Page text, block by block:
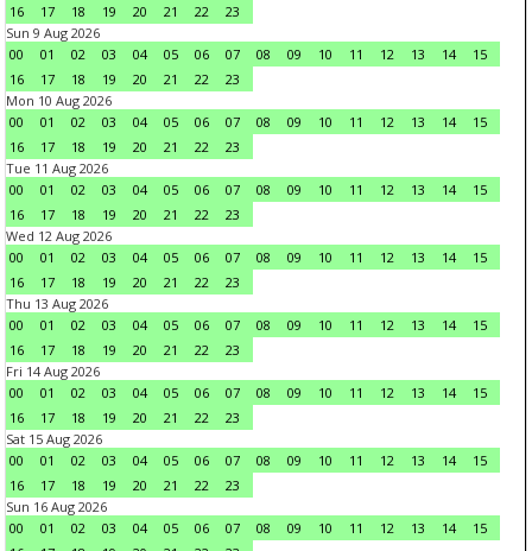
16
17 18 19 20 21 22
23
Sun 9 Aug 2026
00
01 02 03 04 05 06 07 08 09 10 11 12 13 14
15
16
17 18 19 20 21 22
23
Mon 10 Aug 2026
00
01 02 03 04 05 06 07 08 09 10 11 12 13 14
15
16
17 18 19 20 21 22
23
Tue 11 Aug 2026
00
01 02 03 04 05 06 07 08 09 10 11 12 13 14
15
16
17 18 19 20 21 22
23
Wed 12 Aug 2026
00
01 02 03 04 05 06 07 08 09 10 11 12 13 14
15
16
17 18 19 20 21 22
23
Thu 13 Aug 2026
00
01 02 03 04 05 06 07 08 09 10 11 12 13 14
15
16
17 18 19 20 21 22
23
Fri 14 Aug 2026
00
01 02 03 04 05 06 07 08 09 10 11 12 13 14
15
16
17 18 19 20 21 22
23
Sat 15 Aug 2026
00
01 02 03 04 05 06 07 08 09 10 11 12 13 14
15
16
17 18 19 20 21 22
23
Sun 16 Aug 2026
00
01 02 03 04 05 06 07 08 09 10 11 12 13 14
15